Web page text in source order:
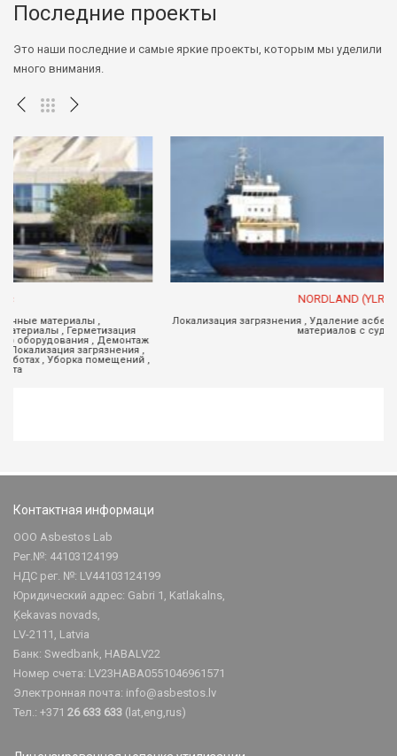
Последние проекты
Это наши последние и самые яркие проекты, которым мы уделили
много внимания.
Локализация загрязнения , Удаление асбеста , Удаление асбестовых
Контактная информаци
ООО Asbestos Lab
Рег.№: 44103124199
НДС рег. №: LV44103124199
Юридический адрес: Gabri 1, Katlakalns,
Ķekavas novads,
LV-2111, Latvia
Банк: Swedbank, HABALV22
Номер счета: LV23HABA0551046961571
Электронная почта: info@asbestos.lv
Тел.: +371 26 633 633 (lat,eng,rus)